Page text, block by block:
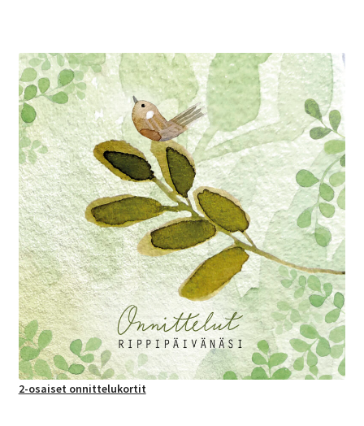
2-osaiset onnittelukortit